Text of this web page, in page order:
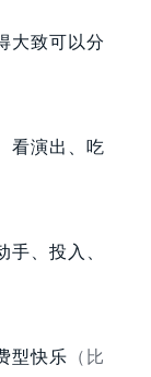
大致可以分
看演出、吃
手、投入、
型快乐 （比